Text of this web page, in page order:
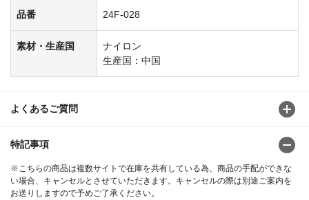
品番 24F-028
素材・生産国
ナイロン
生産国：中国
よくあるご質問
特記事項
※こちらの商品は複数サイトで在庫を共有している為、商品の手配ができな
い場合、キャンセルとさせていただきます。キャンセルの際は別途ご案内を
お送りしますので予めご了承ください。